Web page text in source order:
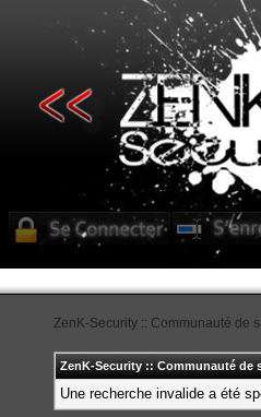
ZenK-Security :: Communauté de
ZenK-Security :: Communauté de
Une recherche invalide a été